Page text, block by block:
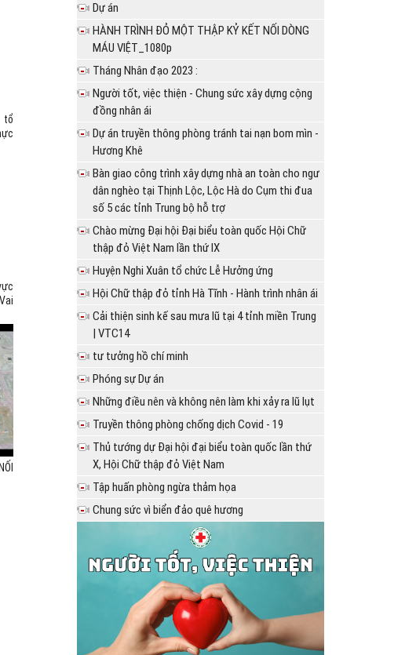
tổ
Dự án
HÀNH TRÌNH ĐỎ MỘT THẬP KỶ KẾT NỐI DÒNG
MÁU VIỆT_1080p
Tháng Nhân đạo 2023 :
Người tốt, việc thiện - Chung sức xây dựng cộng
đồng nhân ái
Dự án truyền thông phòng tránh tai nạn bom mìn -
Hương Khê
Bàn giao công trình xây dựng nhà an toàn cho ngư
dân nghèo tại Thịnh Lộc, Lộc Hà do Cụm thi đua
số 5 các tỉnh Trung bộ hỗ trợ
Chào mừng Đại hội Đại biểu toàn quốc Hội Chữ
thập đỏ Việt Nam lần thứ IX
Huyện Nghi Xuân tổ chức Lễ Hưởng ứng
Hội Chữ thập đỏ tỉnh Hà Tĩnh - Hành trình nhân ái
Cải thiện sinh kế sau mưa lũ tại 4 tỉnh miền Trung
| VTC14
tư tưởng hồ chí minh
Phóng sự Dự án
Những điều nên và không nên làm khi xảy ra lũ lụt
Truyền thông phòng chống dịch Covid - 19
Thủ tướng dự Đại hội đại biểu toàn quốc lần thứ
X, Hội Chữ thập đỏ Việt Nam
Tập huấn phòng ngừa thảm họa
Chung sức vì biển đảo quê hương